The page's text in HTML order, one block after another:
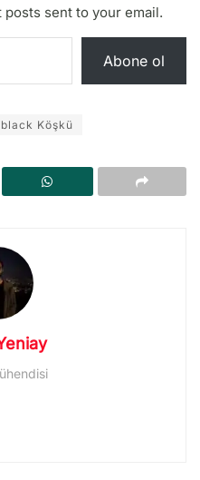
sent to your email.
Abone ol
Köşkü